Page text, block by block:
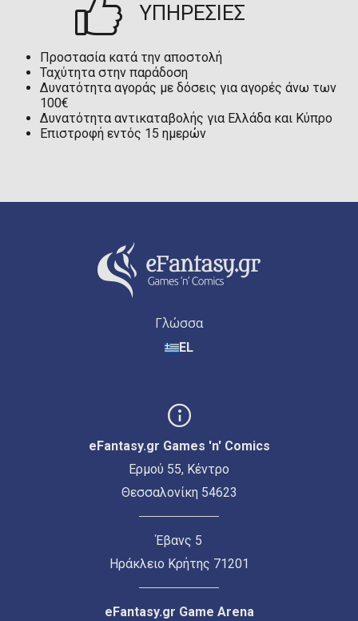
ΥΠΗΡΕΣΙΕΣ
Προστασία κατά την αποστολή
Ταχύτητα στην παράδοση
Δυνατότητα αγοράς με δόσεις για αγορές άνω των
100€
Δυνατότητα αντικαταβολής για Ελλάδα και Κύπρο
Επιστροφή εντός 15 ημερών
Γλώσσα
EL
eFantasy.gr Games 'n' Comics
Ερμού 55, Κέντρο
Θεσσαλονίκη 54623
Έβανς 5
Ηράκλειο Κρήτης 71201
eFantasy.gr Game Arena